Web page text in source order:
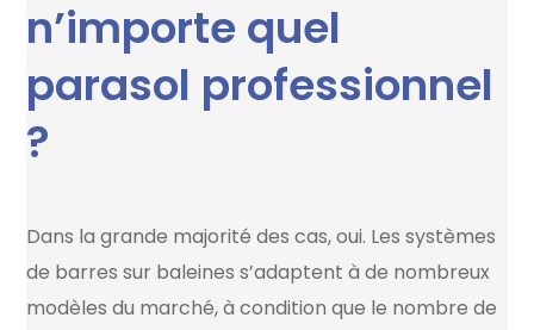
n’importe quel
parasol professionnel
?
Dans la grande majorité des cas, oui. Les systèmes
de barres sur baleines s’adaptent à de nombreux
modèles du marché, à condition que le nombre de